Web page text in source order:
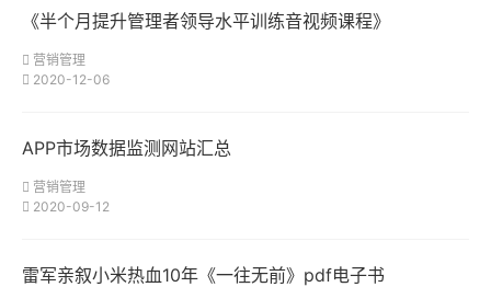
《半个月提升管理者领导水平训练音视频课程》
营销管理
2020-12-06
APP市场数据监测网站汇总
营销管理
2020-09-12
雷军亲叙小米热血10年《一往无前》pdf电子书